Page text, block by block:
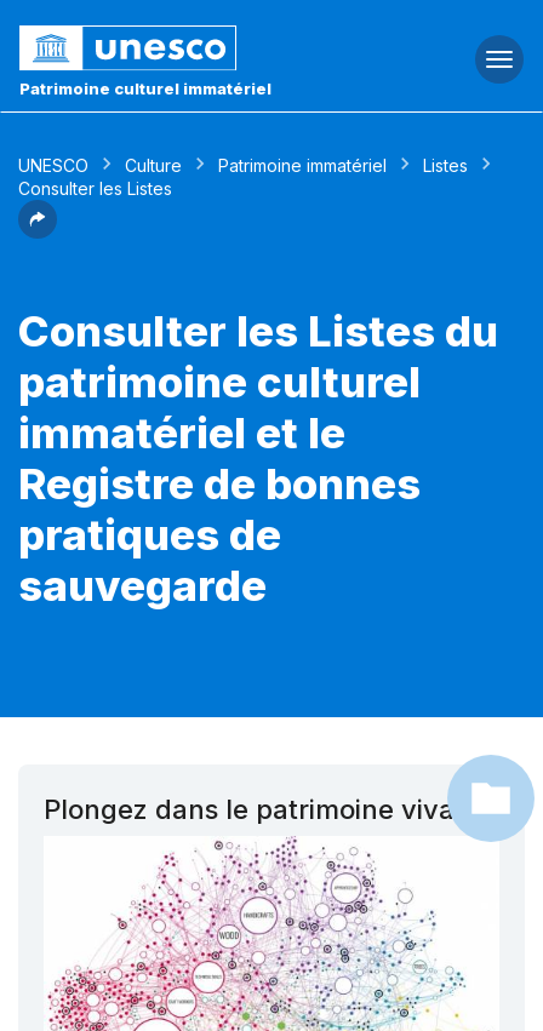
Patrimoine culturel immatériel
UNESCO Culture Patrimoine immatériel
Listes
Consulter les Listes
Consulter les Listes du
patrimoine culturel
immatériel et le
Registre de bonnes
pratiques de
sauvegarde
Plongez dans le patrimoine vivant !